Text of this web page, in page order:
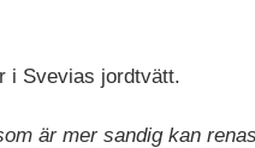
i Svevias jordtvätt.
är mer sandig kan